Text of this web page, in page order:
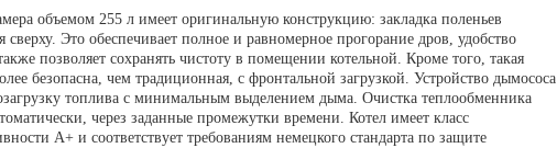
объемом 255 л имеет оригинальную конструкцию: закладка поленьев
сверху. Это обеспечивает полное и равномерное прогорание дров, удобство
позволяет сохранять чистоту в помещении котельной. Кроме того, такая
безопасна, чем традиционная, с фронтальной загрузкой. Устройство дымососа
топлива с минимальным выделением дыма. Очистка теплообменника
через заданные промежутки времени. Котел имеет класс
A+ и соответствует требованиям немецкого стандарта по защите